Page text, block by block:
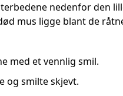
nedenfor den
mus ligge blant de
med et vennlig smil.
og smilte skjevt.